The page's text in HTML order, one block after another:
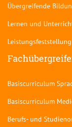
Übergreifende
Lernen und
Basiscurriculum
Basiscurriculum
Berufs- und